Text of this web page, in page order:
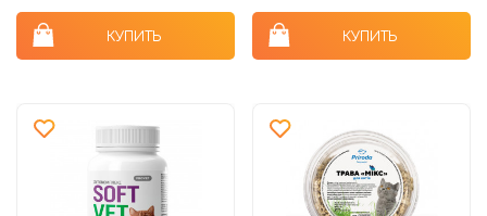
нервной системы для
кошек 100 табКУПИТЬ КУПИТЬ